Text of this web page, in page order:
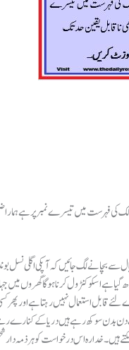
میں تیسرے نمبر پر ہے ہمارا
سے بچانے لگ جائیں کہ آپکی اگلی نسل
اسکو کنٹرول کرنا ہو گا گھروں میں
استعمال نہیں رہتا ہے اور پھر
بدن سوکھ رہے ہیں دریا کے کنارے
سکتے ہیں۔خدارہ اس درخواست کو ہر